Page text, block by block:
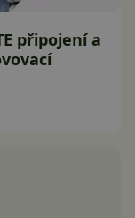
připojení a